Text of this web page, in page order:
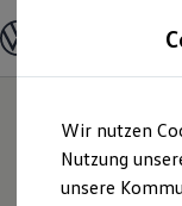
Hauptinhalt
springen
Footer
springen
Modelle &
Modelle
Bulli
Wir nutzen
Nutzung
unsere